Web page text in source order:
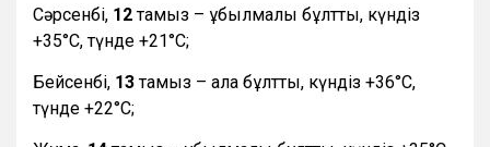
Сәрсенбі, 12тамыз – құбылмалы бұлтты, күндіз
+35°С, түнде +21°С;
Бейсенбі, 13тамыз – ала бұлтты, күндіз +36°С,
түнде +22°С;